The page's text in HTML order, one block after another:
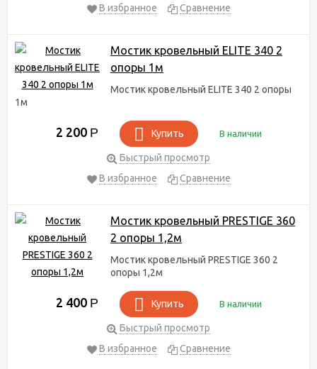
В избранное Сравнение
Мостик кровельный ELITE 340 2
опоры 1м
Мостик кровельный ELITE 340 2 опоры
1м
2 200 Р Купить В наличии
Быстрый просмотр
В избранное
Сравнение
Мостик кровельный PRESTIGE 360
2 опоры 1,2м
Мостик кровельный PRESTIGE 360 2
опоры 1,2м
2 400 Р Купить В наличии
Быстрый просмотр
В избранное
Сравнение